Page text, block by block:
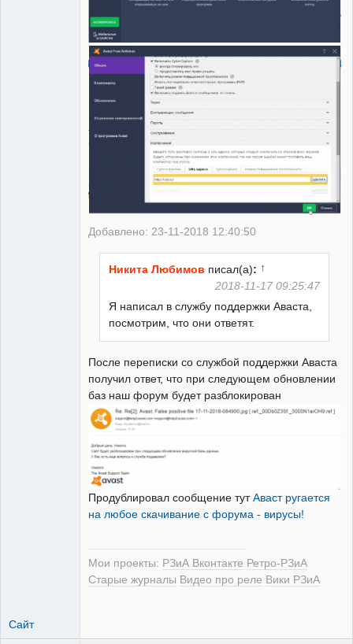
Добавлено: 23-11-2018 12:40:50
Никита Любимов писал(а): ↑
2018-11-17 09:25:47
Я написал в службу поддержки Аваста,
посмотрим, что они ответят.
После переписки со службой поддержки Аваста
получил ответ, что при следующем обновлении
баз наш форум будет разблокирован
Продублировал сообщение тутАваст ругается
на любое скачивание с форума - вирусы!
Мои проекты: РЗиА Вконтакте Ретро-РЗиА
Старые журналы Видео про реле Вики РЗиА
Сайт